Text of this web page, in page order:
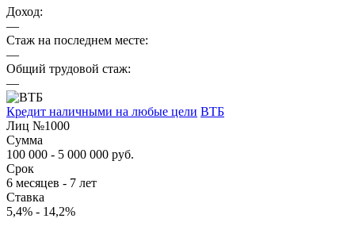
Доход:
—
Стаж на последнем месте:
—
Общий трудовой стаж:
—
Кредит наличными на любые цели ВТБ
Лиц №1000
Сумма
100 000 - 5 000 000 руб.
Срок
6 месяцев - 7 лет
Ставка
5,4% - 14,2%